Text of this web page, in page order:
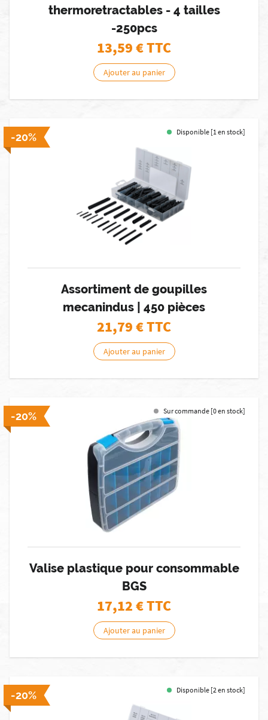
thermoretractables - 4 tailles
-250pcs
13,59€ TTC
Ajouter au panier
-20% Disponible [1 en stock]
Assortiment de goupilles
mecanindus | 450 pièces
21,79€ TTC
Ajouter au panier
-20% Sur commande [0 en stock]
Valise plastique pour consommable
BGS
17,12€ TTC
Ajouter au panier
-20% Disponible [2 en stock]